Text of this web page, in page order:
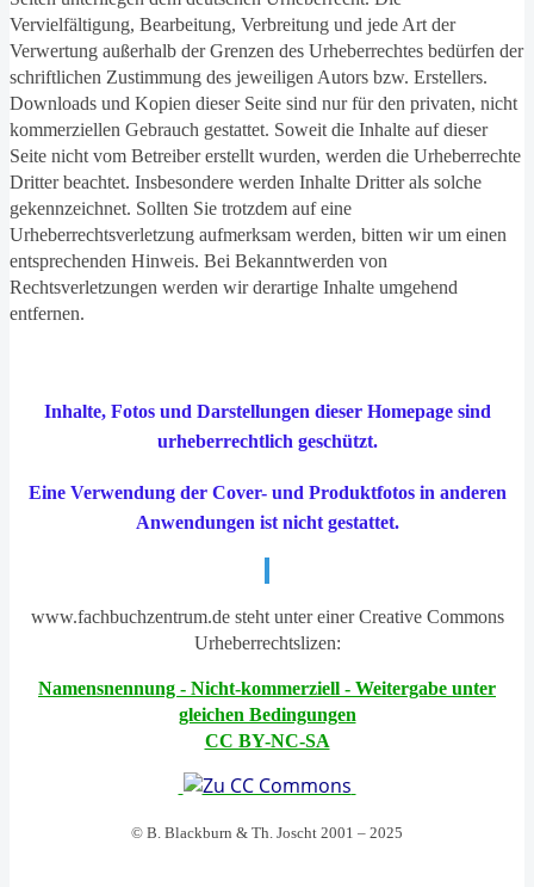
Vervielfältigung, Bearbeitung, Verbreitung und jede Art der
Verwertung außerhalb der Grenzen des Urheberrechtes bedürfen der
schriftlichen Zustimmung des jeweiligen Autors bzw. Erstellers.
Downloads und Kopien dieser Seite sind nur für den privaten, nicht
kommerziellen Gebrauch gestattet. Soweit die Inhalte auf dieser
Seite nicht vom Betreiber erstellt wurden, werden die Urheberrechte
Dritter beachtet. Insbesondere werden Inhalte Dritter als solche
gekennzeichnet. Sollten Sie trotzdem auf eine
Urheberrechtsverletzung aufmerksam werden, bitten wir um einen
entsprechenden Hinweis. Bei Bekanntwerden von
Rechtsverletzungen werden wir derartige Inhalte umgehend
entfernen.
Inhalte, Fotos und Darstellungen dieser Homepage sind
urheberrechtlich geschützt.
Eine Verwendung der Cover- und Produktfotos in anderen
Anwendungen ist nicht gestattet.
www.fachbuchzentrum.de steht unter einer Creative Commons
Urheberrechtslizen:
Namensnennung - Nicht-kommerziell - Weitergabe unter
gleichen Bedingungen
CC BY-NC-SA
© B. Blackburn & Th. Joscht 2001 – 2025